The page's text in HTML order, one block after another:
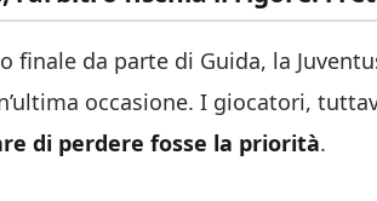
finale da parte di Guida, la
occasione. I giocatori,
di perdere fosse la priorità.